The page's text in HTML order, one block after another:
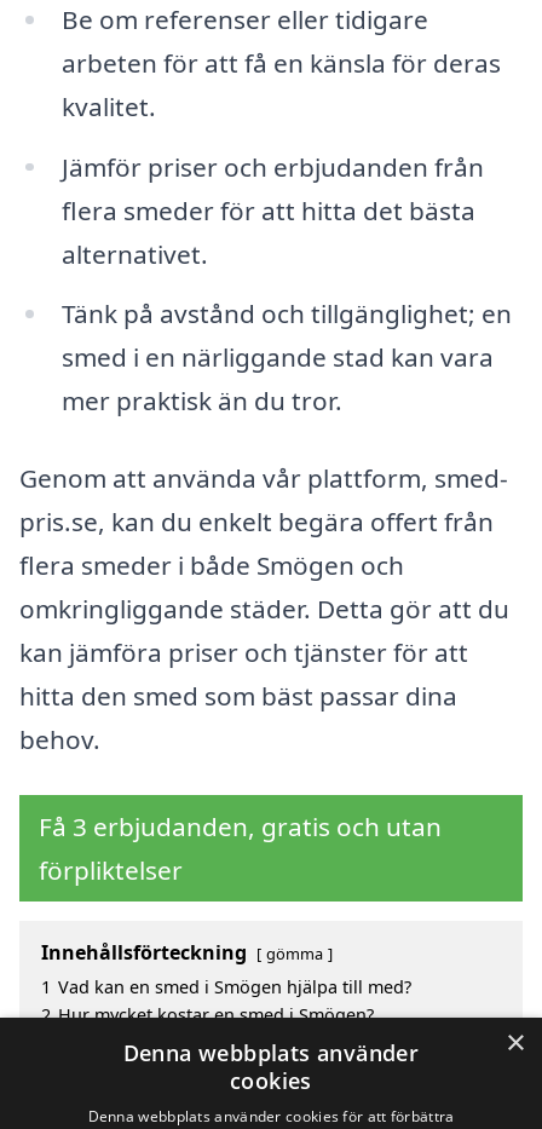
Be om referenser eller tidigare
arbeten för att få en känsla för deras
kvalitet.
Jämför priser och erbjudanden från
flera smeder för att hitta det bästa
alternativet.
Tänk på avstånd och tillgänglighet; en
smed i en närliggande stad kan vara
mer praktisk än du tror.
Genom att använda vår plattform, smed-
pris.se, kan du enkelt begära offert från
flera smeder i både Smögen och
omkringliggande städer. Detta gör att du
kan jämföra priser och tjänster för att
hitta den smed som bäst passar dina
behov.
Få 3 erbjudanden, gratis och utan
förpliktelser
Innehållsförteckning gömma
1 Vad kan en smed i Smögen hjälpa till med?
2 Hur mycket kostar en smed i Smögen?
Fördelar med att välja smed i Smögen
Sök efter en skicklig smed i de omgivande städerna
×
Denna webbplats använder
cookies
Denna webbplats använder cookies för att förbättra